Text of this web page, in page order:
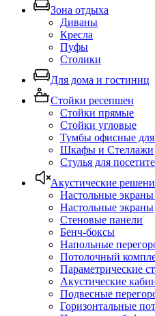
Зона отдыха
Диваны
Кресла
Пуфы
Столики
Для дома и гостиниц
Стойки ресепшен
Стойки прямые
Стойки угловые
Тумбы офисные
Шкафы и Стеллажи
Стулья для
Акустические
Настольные
Настольные экраны
Стеновые панели
Бенч-боксы
Напольные
Потолочный
Параметрические
Акустические
Подвесные
Горизонтальные